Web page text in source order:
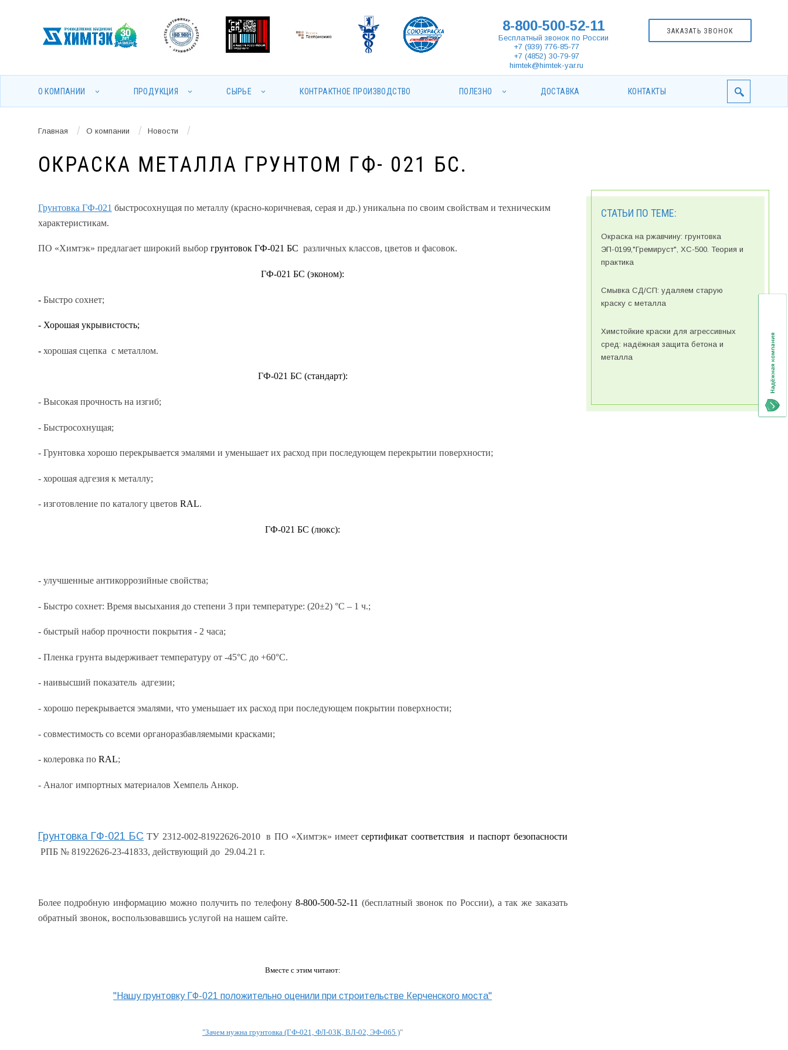
8-800-500-52-11
Бесплатный звонок по России
+7 (939) 776-85-77
+7 (4852) 30-79-97
himtek@himtek-yar.ru
ЗАКАЗАТЬ ЗВОНОК
О КОМПАНИИ ПРОДУКЦИЯ СЫРЬЕ КОНТРАКТНОЕ ПРОИЗВОДСТВО ПОЛЕЗНО ДОСТАВКА КОНТАКТЫ
Главная / О компании / Новости /
ОКРАСКА МЕТАЛЛА ГРУНТОМ ГФ- 021 БС.
Грунтовка ГФ-021 быстросохнущая по металлу (красно-коричневая, серая и др.) уникальна по своим свойствам и техническим
характеристикам.
ПО «Химтэк» предлагает широкий выбор грунтовок ГФ-021 БС различных классов, цветов и фасовок.
ГФ-021 БС (эконом):
- Быстро сохнет;
- Хорошая укрывистость;
- хорошая сцепка с металлом.
ГФ-021 БС (стандарт):
- Высокая прочность на изгиб;
- Быстросохнущая;
- Грунтовка хорошо перекрывается эмалями и уменьшает их расход при последующем перекрытии поверхности;
- хорошая адгезия к металлу;
- изготовление по каталогу цветов RAL.
ГФ-021 БС (люкс):
- улучшенные антикоррозийные свойства;
- Быстро сохнет: Время высыхания до степени 3 при температуре: (20±2) °С – 1 ч.;
- быстрый набор прочности покрытия - 2 часа;
- Пленка грунта выдерживает температуру от -45°С до +60°С.
- наивысший показатель адгезии;
- хорошо перекрывается эмалями, что уменьшает их расход при последующем покрытии поверхности;
- совместимость со всеми органоразбавляемыми красками;
- колеровка по RAL;
- Аналог импортных материалов Хемпель Анкор.
Грунтовка ГФ-021 БС ТУ 2312-002-81922626-2010 в ПО «Химтэк» имеетсертификат соответствия и паспорт безопасности
РПБ № 81922626-23-41833, действующий до 29.04.21 г.
Более подробную информацию можно получить по телефону 8-800-500-52-11 (бесплатный звонок по России), а так же заказать
обратный звонок, воспользовавшись услугой на нашем сайте.
Вместе с этим читают:
"Нашу грунтовку ГФ-021 положительно оценили при строительстве Керченского моста"
"Зачем нужна грунтовка (ГФ-021, ФЛ-03К, ВЛ-02, ЭФ-065 )"
СТАТЬИ ПО ТЕМЕ:
Окраска на ржавчину: грунтовка
ЭП-0199,"Гремируст", ХС-500. Теория и
практика
Смывка СД/СП: удаляем старую
краску с металла
Химстойкие краски для агрессивных
сред: надёжная защита бетона и
металла